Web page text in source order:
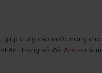
giúp cung cấp nước nóng
Trong số đó, Ariston là